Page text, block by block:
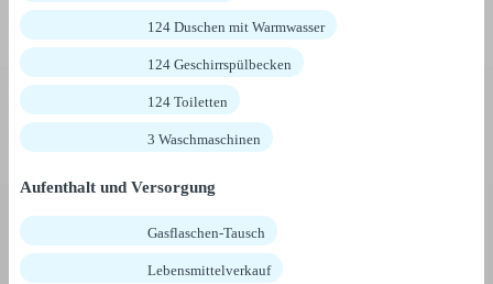
124 Duschen mit Warmwasser
124 Geschirrspülbecken
124 Toiletten
3 Waschmaschinen
Aufenthalt und Versorgung
Gasflaschen-Tausch
Lebensmittelverkauf